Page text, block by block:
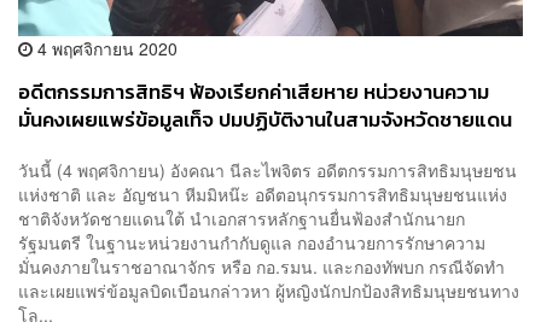
4 พฤศจิกายน 2020
อดีตกรรมการสิทธิฯ ฟ้องเรียกค่าเสียหาย หน่วยงานความ
มั่นคงเผยแพร่ข้อมูลเท็จ ปมปฏิบัติงานในสามจังหวัดชายแดน
วันนี้ (4 พฤศจิกายน) อังคณา นีละไพจิตร อดีตกรรมการสิทธิมนุษยชน
แห่งชาติ และ อัญชนา หีมมิหน๊ะ อดีตอนุกรรมการสิทธิมนุษยชนแห่ง
ชาติจังหวัดชายแดนใต้ นำเอกสารหลักฐานยื่นฟ้องสำนักนายก
รัฐมนตรี ในฐานะหน่วยงานกำกับดูแล กองอำนวยการรักษาความ
มั่นคงภายในราชอาณาจักร หรือ กอ.รมน. และกองทัพบก กรณีจัดทำ
และเผยแพร่ข้อมูลบิดเบือนกล่าวหา ผู้หญิงนักปกป้องสิทธิมนุษยชนทาง
โล...